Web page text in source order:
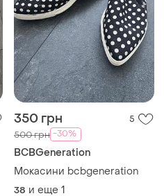
350 грн 5
500 грн -30%
BCBGeneration
Мокасини bcbgeneration
38 и еще 1